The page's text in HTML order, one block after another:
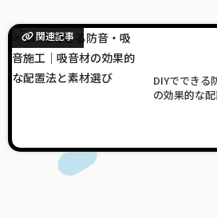
関連記事
DIYでできる
の効果的な